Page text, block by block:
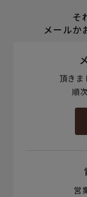
そ
メールか
頂きま
順
営